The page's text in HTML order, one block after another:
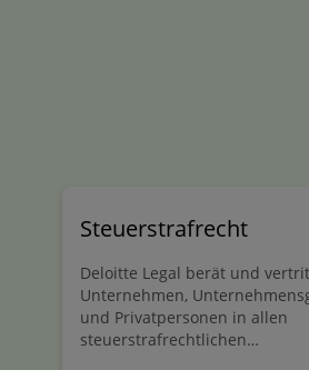
Steuerstrafrecht
Deloitte Legal berät und
Unternehmen,
und Privatpersonen in allen
steuerstrafrechtlichen